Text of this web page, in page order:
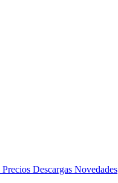
Precios Descargas Novedades